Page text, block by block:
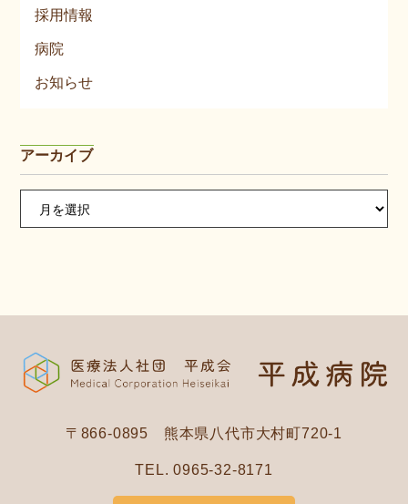
採用情報
病院
お知らせ
アーカイブ
〒866-0895 熊本県八代市大村町720-1
TEL. 0965-32-8171